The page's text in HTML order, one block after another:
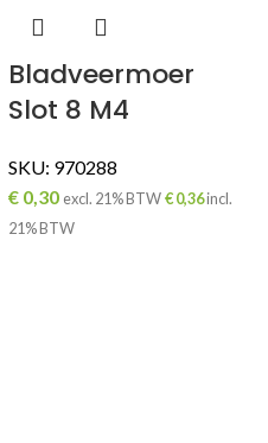
Bladveermoer
Slot 8 M4
SKU: 970288
€ 0,30 excl. 21% BTW€0,36incl.
21% BTW